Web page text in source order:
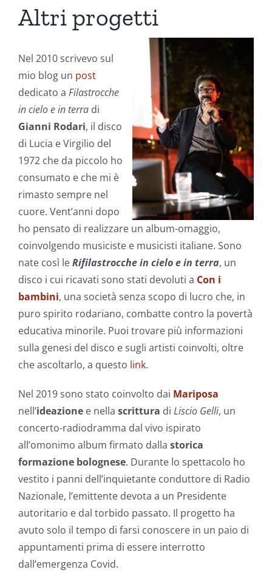
Altri progetti
Nel 2010 scrivevo sul
mio blog un post
dedicato a Filastrocche
in cielo e in terradi
Gianni Rodari, il disco
di Lucia e Virgilio del
1972 che da piccolo ho
consumato e che mi è
rimasto sempre nel
cuore. Vent’anni dopo
ho pensato di realizzare un album-omaggio,
coinvolgendo musiciste e musicisti italiane. Sono
nate così leRifilastrocche in cielo e in terra, un
disco i cui ricavati sono stati devoluti a Con i
bambini, una società senza scopo di lucro che, in
puro spirito rodariano, combatte contro la povertà
educativa minorile. Puoi trovare più informazioni
sulla genesi del disco e sugli artisti coinvolti, oltre
che ascoltarlo, a questo link.
Nel 2019 sono stato coinvolto dai Mariposa
nell’ideazionee nella scrittura di Liscio Gelli, un
concerto-radiodramma dal vivo ispirato
all’omonimo album firmato dalla storica
formazione bolognese. Durante lo spettacolo ho
vestito i panni dell’inquietante conduttore di Radio
Nazionale, l’emittente devota a un Presidente
autoritario e dal torbido passato. Il progetto ha
avuto solo il tempo di farsi conoscere in un paio di
appuntamenti prima di essere interrotto
dall’emergenza Covid.